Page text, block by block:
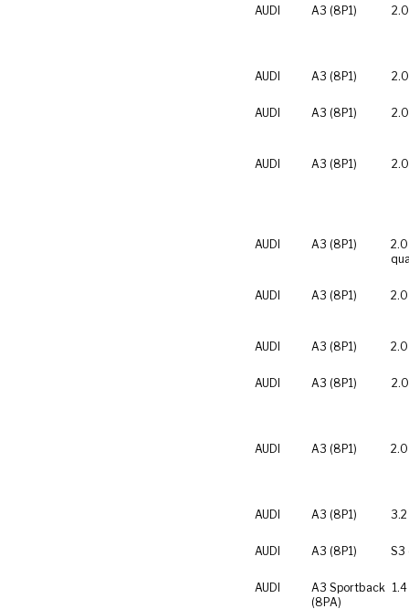
AUDI A3 (8P1)
AUDI A3 (8P1)
AUDI A3 (8P1)
AUDI A3 (8P1)
AUDI A3 (8P1)
2.0
AUDI A3 (8P1)
AUDI A3 (8P1)
AUDI A3 (8P1)
AUDI A3 (8P1)
AUDI A3 (8P1)
AUDI A3 (8P1) S3
AUDI
A3 Sportback
(8PA)